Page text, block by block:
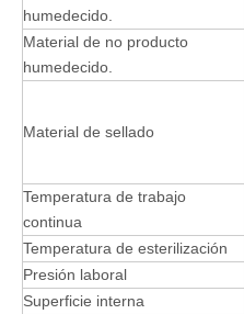
humedecido.
Material de no producto
humedecido.
Material de sellado
Temperatura de trabajo
continua
Temperatura de esterilización
Presión laboral
Superficie interna